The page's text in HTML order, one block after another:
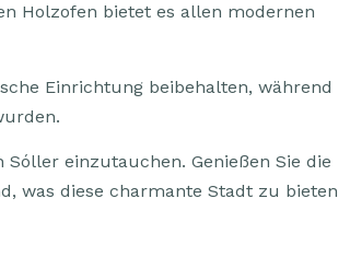
Holzofen bietet es allen modernen
Einrichtung beibehalten, während
einzutauchen. Genießen Sie die
was diese charmante Stadt zu bieten